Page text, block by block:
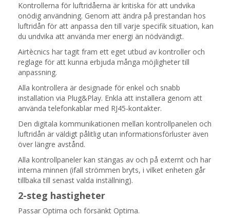
Kontrollerna för luftridåerna är kritiska för att undvika
onödig användning. Genom att ändra på prestandan hos
luftridån för att anpassa den till varje specifik situation, kan
du undvika att använda mer energi än nödvändigt.
Airtècnics har tagit fram ett eget utbud av kontroller och
reglage för att kunna erbjuda många möjligheter till
anpassning.
Alla kontrollera är designade för enkel och snabb
installation via Plug&Play. Enkla att installera genom att
använda telefonkablar med RJ45-kontakter.
Den digitala kommunikationen mellan kontrollpanelen och
luftridån är väldigt pålitlig utan informationsförluster även
över längre avstånd.
Alla kontrollpaneler kan stängas av och på externt och har
interna minnen (ifall strömmen bryts, i vilket enheten går
tillbaka till senast valda inställning).
2-steg hastigheter
Passar Optima och försänkt Optima.